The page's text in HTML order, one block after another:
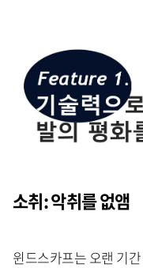
소취: 악취를 없앰
윈드스카프는 오랜 기간